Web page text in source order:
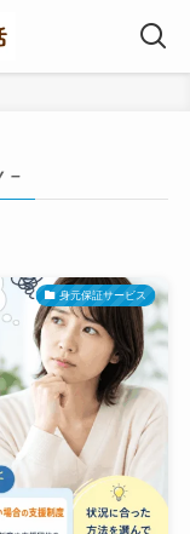
–
身元保証サービス